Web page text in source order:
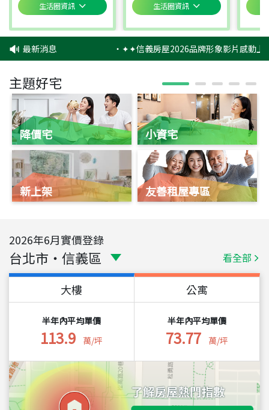
生活圈資訊 生活圈資訊
最新消息 ‧✦✦信義房屋2026品牌形象影片感動上
主題好宅
降價宅
新上架
小資宅
友善租屋專區
2026年6月實價登錄
台北市 ・ 信義區 看全部
大樓
半年內平均單價
113.9 萬/坪
公寓
半年內平均單價
73.77 萬/坪